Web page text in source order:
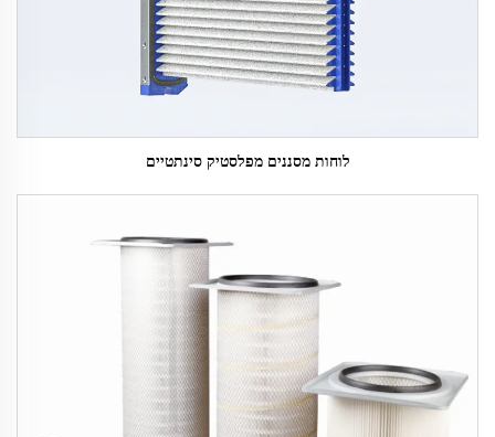
לוחות מסננים מפלסטיק סינתטיים